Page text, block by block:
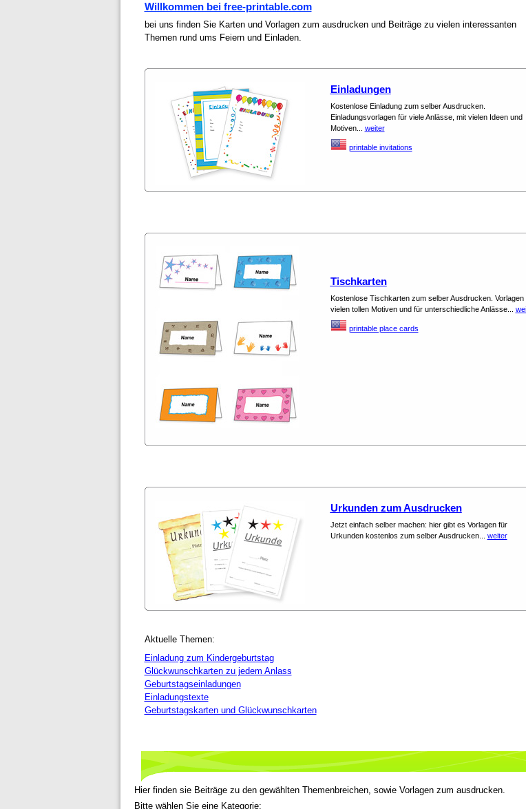
Willkommen bei free-printable.com
bei uns finden Sie Karten und Vorlagen zum ausdrucken und Beiträge zu vielen interessanten
Themen rund ums Feiern und Einladen.
Einladungen
Kostenlose Einladung zum selber Ausdrucken.
Einladungsvorlagen für viele Anlässe, mit vielen Ideen und
Motiven... weiter
printable invitations
Tischkarten
Kostenlose Tischkarten zum selber Ausdrucken. Vorlagen
vielen tollen Motiven und für unterschiedliche Anlässe...
printable place cards
Urkunden zum Ausdrucken
Jetzt einfach selber machen: hier gibt es Vorlagen für
Urkunden kostenlos zum selber Ausdrucken... weiter
Aktuelle Themen:
Einladung zum Kindergeburtstag
Glückwunschkarten zu jedem Anlass
Geburtstagseinladungen
Einladungstexte
Geburtstagskarten und Glückwunschkarten
Hier finden sie Beiträge zu den gewählten Themenbreichen, sowie Vorlagen zum ausdrucken.
Bitte wählen Sie eine Kategorie: